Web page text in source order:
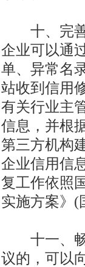
十、完善
企业可以通
单、异常名
站收到信用
有关行业主
信息，并根
第三方机构
企业信用信
复工作依照
实施方案》(
十一、畅
议的，可以